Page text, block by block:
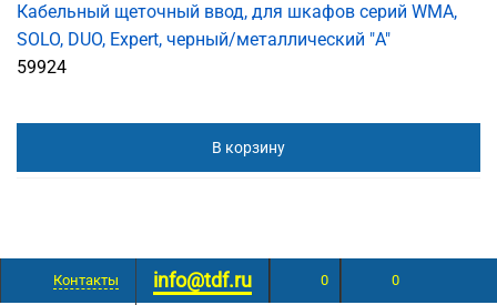
Контакты info@tdf.ru 0 0
Кабельный щеточный ввод, для шкафов серий WMA,
SOLO, DUO, Expert, черный/металлический "A"
59924
В корзину